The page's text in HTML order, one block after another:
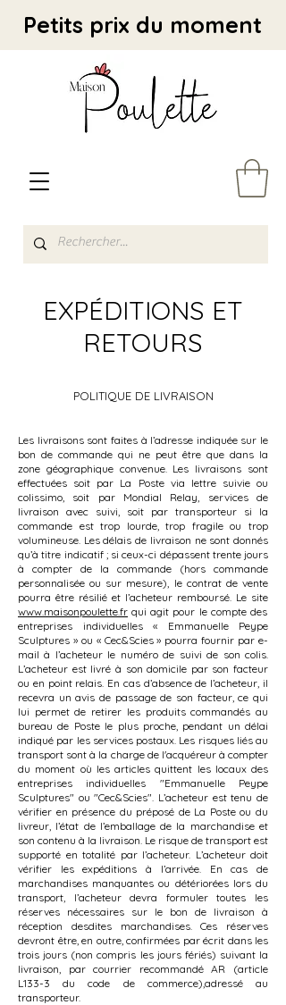
Petits prix du moment
EXPÉDITIONS ET
RETOURS
POLITIQUE DE LIVRAISON
Les livraisons sont faites à l’adresse indiquée sur le
bon de commande qui ne peut être que dans la
zone géographique convenue. Les livraisons sont
effectuées soit par La Poste via lettre suivie ou
colissimo, soit par Mondial Relay, services de
livraison avec suivi, soit par transporteur si la
commande est trop lourde, trop fragile ou trop
volumineuse. Les délais de livraison ne sont donnés
qu’à titre indicatif ; si ceux-ci dépassent trente jours
à compter de la commande (hors commande
personnalisée ou sur mesure), le contrat de vente
pourra être résilié et l’acheteur remboursé. Le site
www.maisonpoulette.fr qui agit pour le compte des
entreprises individuelles « Emmanuelle Peype
Sculptures » ou « Cec&Scies » pourra fournir par e-
mail à l’acheteur le numéro de suivi de son colis.
L’acheteur est livré à son domicile par son facteur
ou en point relais. En cas d’absence de l’acheteur, il
recevra un avis de passage de son facteur, ce qui
lui permet de retirer les produits commandés au
bureau de Poste le plus proche, pendant un délai
indiqué par les services postaux. Les risques liés au
transport sont à la charge de l'acquéreur à compter
du moment où les articles quittent les locaux des
entreprises individuelles "Emmanuelle Peype
Sculptures" ou "Cec&Scies". L’acheteur est tenu de
vérifier en présence du préposé de La Poste ou du
livreur, l’état de l’emballage de la marchandise et
son contenu à la livraison. Le risque de transport est
supporté en totalité par l’acheteur. L’acheteur doit
vérifier les expéditions à l’arrivée. En cas de
marchandises manquantes ou détériorées lors du
transport, l’acheteur devra formuler toutes les
réserves nécessaires sur le bon de livraison à
réception desdites marchandises. Ces réserves
devront être, en outre, confirmées par écrit dans les
trois jours (non compris les jours fériés) suivant la
livraison, par courrier recommandé AR (article
L133-3 du code de commerce),adressé au
transporteur.